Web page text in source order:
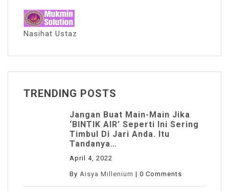
Nasihat Ustaz
TRENDING POSTS
Jangan Buat Main-Main Jika
‘BINTIK AIR’ Seperti Ini Sering
Timbul Di Jari Anda. Itu
Tandanya…
April 4, 2022
By Aisya Millenium | 0 Comments